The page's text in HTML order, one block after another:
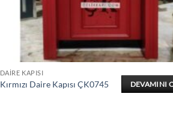
DAIRE KAPISI
Kırmızı Daire Kapısı ÇK0745 DEVAMINI